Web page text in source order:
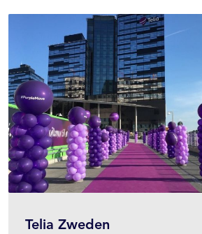
Telia Zweden